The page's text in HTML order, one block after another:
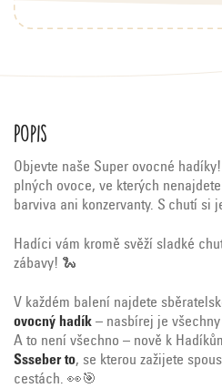
Popis
Objevte naše Super ovocné
plných ovoce, ve kterých
barviva ani konzervanty. S chutí si
Hadíci vám kromě svěží sladké
zábavy! 🐍
V každém balení najdete
ovocný hadík – nasbírej je
A to není všechno – nově k
Ssseber to, se kterou zažijete
cestách. 👀🎯